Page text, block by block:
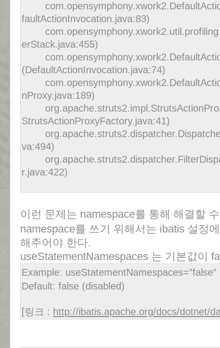
faultActionInvocation.java:83)
erStack.java:455)
(DefaultActionInvocation.java:74)
nProxy.java:189)
StrutsActionProxyFactory.java:41)
va:494)
r.java:422)
이런 문제는 namespace를 통해 해결할
namespace를 쓰기 위해서는 ibatis 설정
해주어야 한다.
useStatementNamespaces 는 기본값이
Example: useStatementNamespaces=”false”
Default: false (disabled)
[링크 : http://ibatis.apache.org/docs/dotnet/